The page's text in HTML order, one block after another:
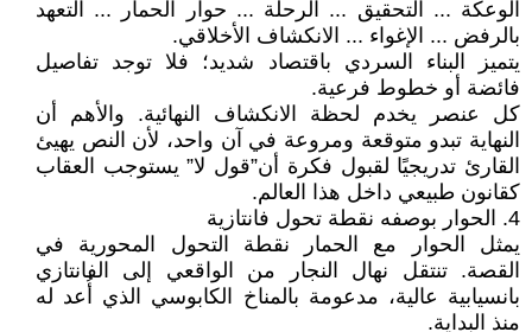
الوعكة ... التحقيق ... الرحلة ... حوار الحمار ... التعهد
بالرفض ... الإغواء ... الانكشاف الأخلاقي.
يتميز البناء السردي باقتصاد شديد؛ فلا توجد تفاصيل
فائضة أو خطوط فرعية.
كل عنصر يخدم لحظة الانكشاف النهائية. والأهم أن
النهاية تبدو متوقعة ومروعة في آن واحد، لأن النص يهيئ
القارئ تدريجيًا لقبول فكرة أن”قول لا” يستوجب العقاب
كقانون طبيعي داخل هذا العالم.
4. الحوار بوصفه نقطة تحول فانتازية
يمثل الحوار مع الحمار نقطة التحول المحورية في
القصة. تنتقل نهال النجار من الواقعي إلى الفانتازي
بانسيابية عالية، مدعومة بالمناخ الكابوسي الذي أُعد له
منذ البداية.